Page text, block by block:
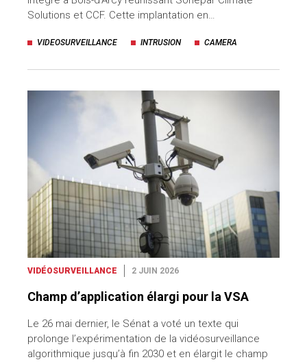
Solutions et CCF. Cette implantation en…
VIDEOSURVEILLANCE INTRUSION CAMERA
VIDÉOSURVEILLANCE 2 JUIN 2026
Champ d’application élargi pour la VSA
Le 26 mai dernier, le Sénat a voté un texte qui
prolonge l’expérimentation de la vidéosurveillance
algorithmique jusqu’à fin 2030 et en élargit le champ